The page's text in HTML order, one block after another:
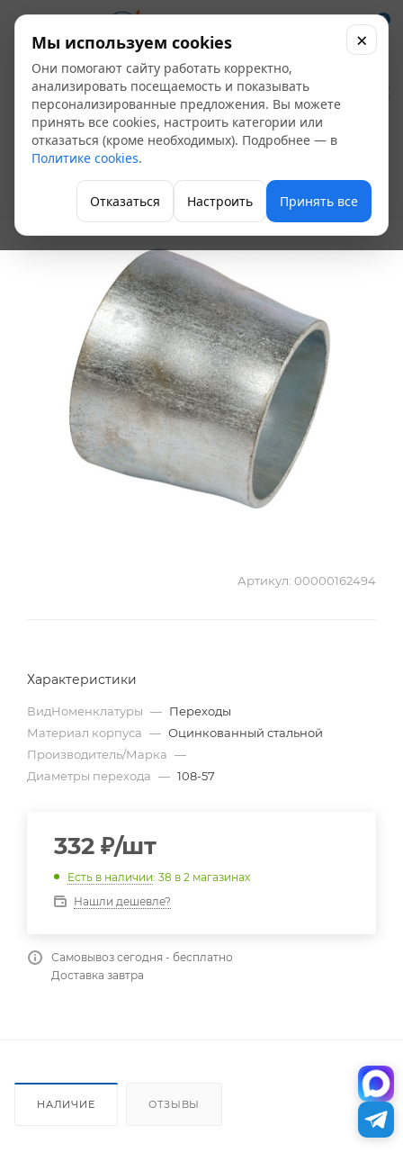
0
Переход
оцинкованный Ду
108х4,0-57х3,0
Переходы
Артикул: 00000162494
Характеристики
ВидНоменклатуры — Переходы
Материал корпуса — Оцинкованный стальной
Производитель/Марка —
Диаметры перехода — 108-57
332 ₽/шт
Есть в наличии: 38 в 2 магазинах
Нашли дешевле?
Самовывоз сегодня - бесплатно
Доставка завтра
НАЛИЧИЕ ОТЗЫВЫ
Мы используем cookies
Они помогают сайту работать корректно,
анализировать посещаемость и показывать
персонализированные предложения. Вы можете
принять все cookies, настроить категории или
отказаться (кроме необходимых). Подробнее — в
Политике cookies.
Отказаться Настроить Принять все
×